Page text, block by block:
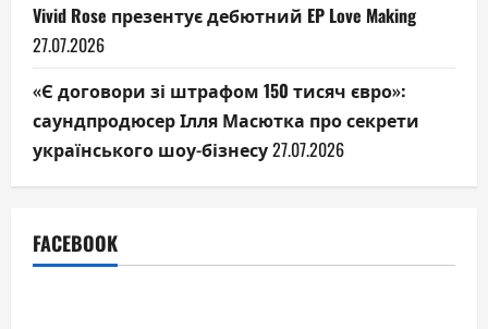
Vivid Rose презентує дебютний EP Love Making
27.07.2026
«Є договори зі штрафом 150 тисяч євро»:
саундпродюсер Ілля Масютка про секрети
українського шоу-бізнесу27.07.2026
FACEBOOK